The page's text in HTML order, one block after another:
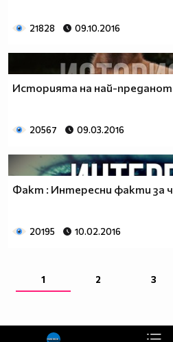
21828 09.10.2016
Историята на най-
20567 09.03.2016
Факт : Интересни факти за
20195 10.02.2016
1 2 3